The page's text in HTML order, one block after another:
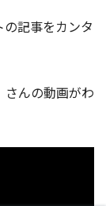
記事をカンタ
んの動画がわ